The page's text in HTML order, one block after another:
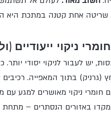
שריטה אחת קטנה במתכת
יש לעבור לניקוי יסודי
(גרניק) בתוך המאפייה.
ניקוי מאושרים למגע עם
באזורים הנסתרים – מתחת